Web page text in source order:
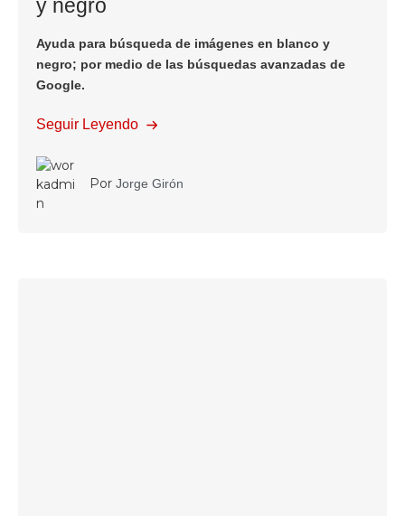
y negro
Ayuda para búsqueda de imágenes en blanco y
negro; por medio de las búsquedas avanzadas de
Google.
Seguir Leyendo
Por Jorge Girón